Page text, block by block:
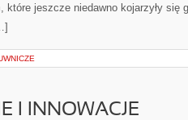
które jeszcze niedawno kojarzyły się
I INNOWACJE